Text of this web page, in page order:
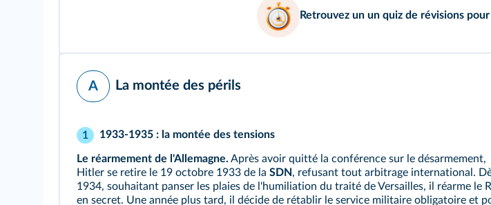
Retrouvez un un quiz de révisions
A La montée des périls
1 1933-1935 : la montée des tensions
Le réarmement de l'Allemagne. Après avoir quitté la conférence sur le désarmement,
Hitler se retire le 19 octobre 1933 de la SDN, refusant tout arbitrage international.
1934, souhaitant panser les plaies de l'humiliation du traité de Versailles, il réarme le
en secret. Une année plus tard, il décide de rétablir le service militaire obligatoire et